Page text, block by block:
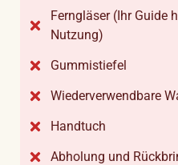
Ferngläser (Ihr Guide
Nutzung)
Gummistiefel
Wiederverwendbare
Handtuch
Abholung und